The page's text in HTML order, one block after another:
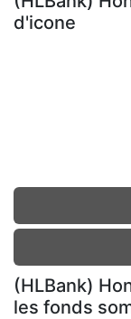
d'icone
(HLBank)
les fonds